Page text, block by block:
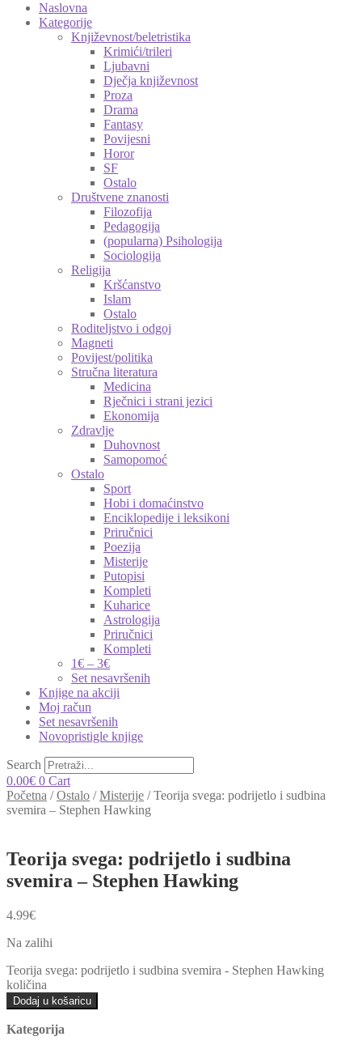
Naslovna
Kategorije
Književnost/beletristika
Krimići/trileri
Ljubavni
Dječja književnost
Proza
Drama
Fantasy
Povijesni
Horor
SF
Ostalo
Društvene znanosti
Filozofija
Pedagogija
(popularna) Psihologija
Sociologija
Religija
Kršćanstvo
Islam
Ostalo
Roditeljstvo i odgoj
Magneti
Povijest/politika
Stručna literatura
Medicina
Rječnici i strani jezici
Ekonomija
Zdravlje
Duhovnost
Samopomoć
Ostalo
Sport
Hobi i domaćinstvo
Enciklopedije i leksikoni
Priručnici
Poezija
Misterije
Putopisi
Kompleti
Kuharice
Astrologija
Priručnici
Kompleti
1€ – 3€
Set nesavršenih
Knjige na akciji
Moj račun
Set nesavršenih
Novopristigle knjige
Search
0.00€ 0 Cart
Početna /Ostalo /Misterije /Teorija svega: podrijetlo i sudbina
svemira – Stephen Hawking
Teorija svega: podrijetlo i sudbina
svemira – Stephen Hawking
4.99€
Na zalihi
Teorija svega: podrijetlo i sudbina svemira - Stephen Hawking
količina
Dodaj u košaricu
Kategorija